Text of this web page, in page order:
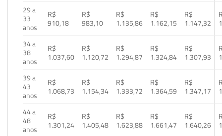
29 a
33
anos
R$
910,18
R$
983,10
R$
1.135,86
R$
1.162,15
R$
1.147,32
34 a
38
anos
R$
1.037,60
R$
1.120,72
R$
1.294,87
R$
1.324,84
R$
1.307,93
39 a
43
anos
R$
1.068,73
R$
1.154,34
R$
1.333,72
R$
1.364,59
R$
1.347,17
44 a
48
anos
R$
1.301,24
R$
1.405,48
R$
1.623,88
R$
1.661,47
R$
1.640,26